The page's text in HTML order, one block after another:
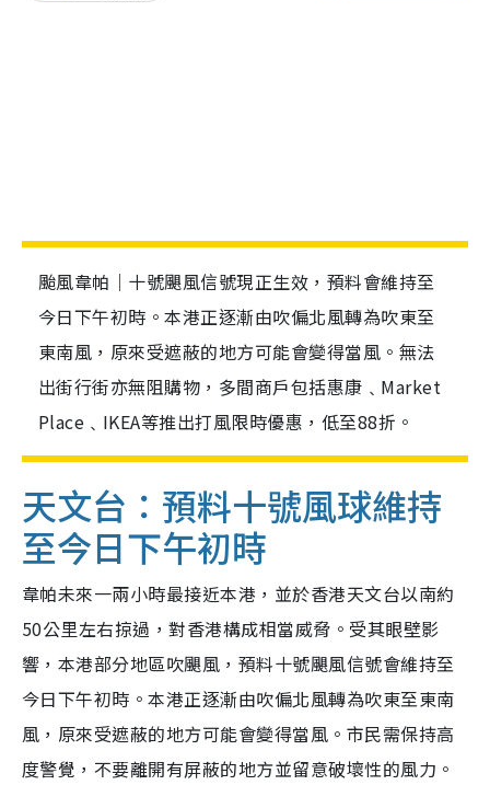
颱風韋帕｜十號颶風信號現正生效，預料會維持至
今日下午初時。本港正逐漸由吹偏北風轉為吹東至
東南風，原來受遮蔽的地方可能會變得當風。無法
出街行街亦無阻購物，多間商戶包括惠康﹑Market
Place﹑IKEA等推出打風限時優惠，低至88折。
天文台：預料十號風球維持
至今日下午初時
韋帕未來一兩小時最接近本港，並於香港天文台以南約
50公里左右掠過，對香港構成相當威脅。受其眼壁影
響，本港部分地區吹颶風，預料十號颶風信號會維持至
今日下午初時。本港正逐漸由吹偏北風轉為吹東至東南
風，原來受遮蔽的地方可能會變得當風。市民需保持高
度警覺，不要離開有屏蔽的地方並留意破壞性的風力。